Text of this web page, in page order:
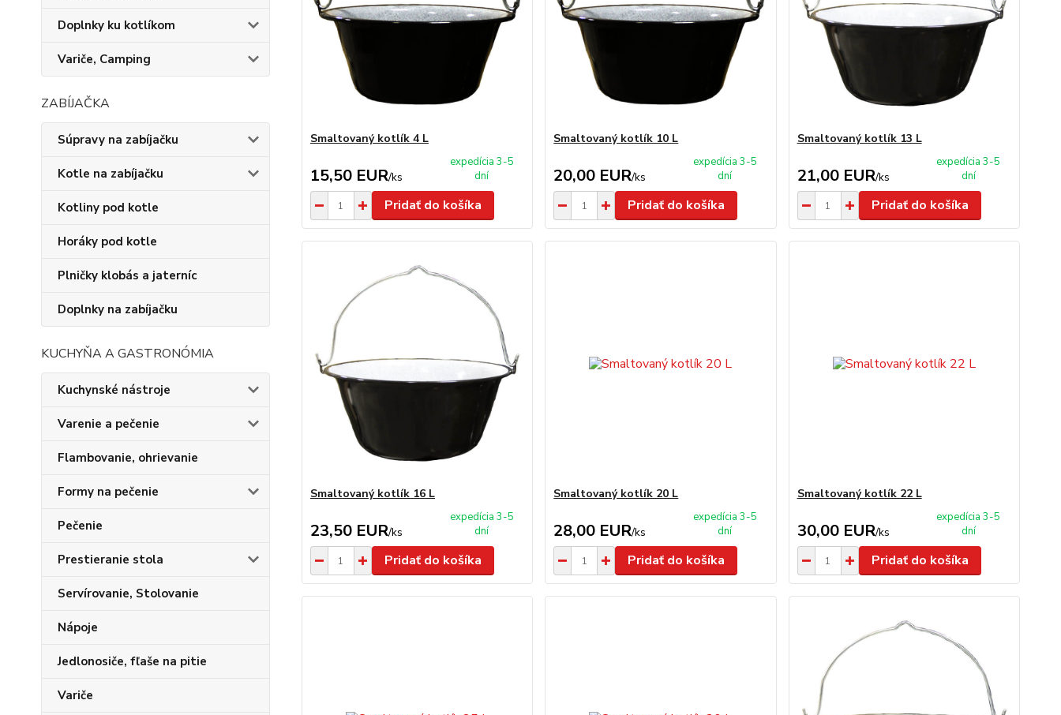
Doplnky ku kotlíkom
Variče, Camping
ZABÍJAČKA
Súpravy na zabíjačku
Kotle na zabíjačku
Kotliny pod kotle
Horáky pod kotle
Plničky klobás a jaterníc
Doplnky na zabíjačku
KUCHYŇA A GASTRONÓMIA
Kuchynské nástroje
Varenie a pečenie
Flambovanie, ohrievanie
Formy na pečenie
Pečenie
Prestieranie stola
Servírovanie, Stolovanie
Nápoje
Jedlonosiče, fľaše na pitie
Variče
Smaltovaný kotlík 4 L
15,50 EUR/ks
expedícia 3-5
dní
Pridať do košíka
Smaltovaný kotlík 10 L
20,00 EUR/ks
expedícia 3-5
dní
Pridať do košíka
Smaltovaný kotlík 13 L
21,00 EUR/ks
expedícia 3-5
dní
Pridať do košíka
Smaltovaný kotlík 16 L
23,50 EUR/ks
expedícia 3-5
dní
Pridať do košíka
Smaltovaný kotlík 20 L
28,00 EUR/ks
expedícia 3-5
dní
Pridať do košíka
Smaltovaný kotlík 22 L
30,00 EUR/ks
expedícia 3-5
dní
Pridať do košíka